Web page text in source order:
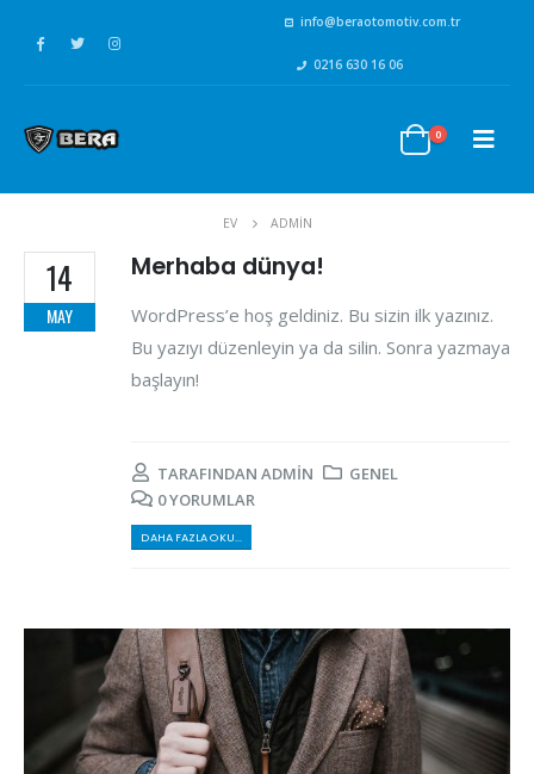
info@beraotomotiv.com.tr
0216 630 16 06
0
EV ADMIN
14
MAY
Merhaba dünya!
WordPress’e hoş geldiniz. Bu sizin ilk yazınız.
Bu yazıyı düzenleyin ya da silin. Sonra yazmaya
başlayın!
TARAFINDAN ADMIN
GENEL
0 YORUMLAR
DAHA FAZLA OKU...